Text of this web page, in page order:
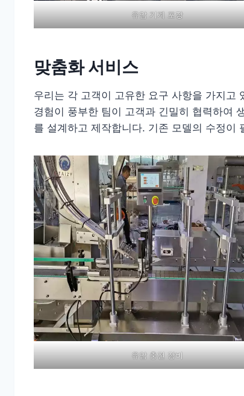
유압 기계 포장
맞춤화 서비스
우리는 각 고객이 고유한 요구 사항을 가지고
경험이 풍부한 팀이 고객과 긴밀히 협력하여
를 설계하고 제작합니다. 기존 모델의 수정이
유압 충전 장비